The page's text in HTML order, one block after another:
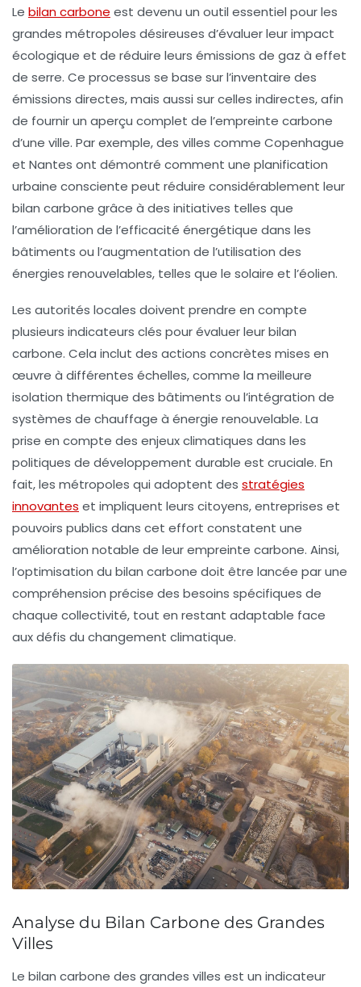
Le bilan carbone est devenu un outil essentiel pour les
grandes métropoles désireuses d’évaluer leur impact
écologique et de réduire leurs émissions de gaz à effet
de serre. Ce processus se base sur l’inventaire des
émissions directes, mais aussi sur celles indirectes, afin
de fournir un aperçu complet de l’empreinte carbone
d’une ville. Par exemple, des villes comme Copenhague
et Nantes ont démontré comment une planification
urbaine consciente peut réduire considérablement leur
bilan carbone grâce à des initiatives telles que
l’amélioration de l’efficacité énergétique dans les
bâtiments ou l’augmentation de l’utilisation des
énergies renouvelables, telles que le solaire et l’éolien.
Les autorités locales doivent prendre en compte
plusieurs indicateurs clés pour évaluer leur bilan
carbone. Cela inclut des actions concrètes mises en
œuvre à différentes échelles, comme la meilleure
isolation thermique des bâtiments ou l’intégration de
systèmes de chauffage à énergie renouvelable. La
prise en compte des enjeux climatiques dans les
politiques de développement durable est cruciale. En
fait, les métropoles qui adoptent des stratégies
innovantes et impliquent leurs citoyens, entreprises et
pouvoirs publics dans cet effort constatent une
amélioration notable de leur empreinte carbone. Ainsi,
l’optimisation du bilan carbone doit être lancée par une
compréhension précise des besoins spécifiques de
chaque collectivité, tout en restant adaptable face
aux défis du changement climatique.
Analyse du Bilan Carbone des Grandes
Villes
Le bilan carbone des grandes villes est un indicateur